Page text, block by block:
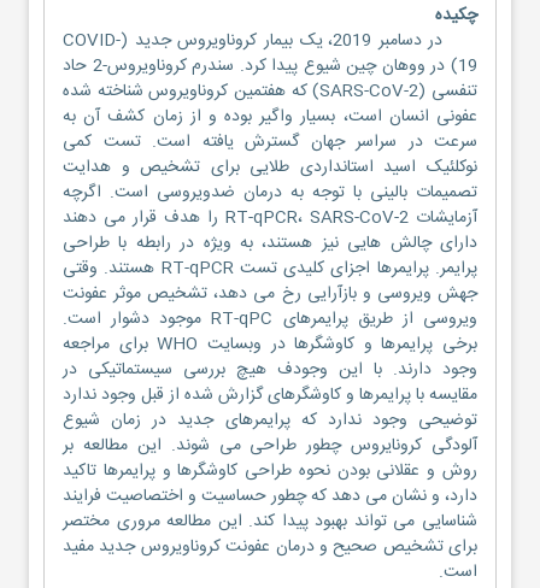
چکیده
در دسامبر 2019، یک بیمار کروناویروس جدید (COVID-
19) در ووهان چین شیوع پیدا کرد. سندرم کروناویروس-2 حاد
تنفسی (SARS-CoV-2) که هفتمین کروناویروس شناخته شده
عفونی انسان است، بسیار واگیر بوده و از زمان کشف آن به
سرعت در سراسر جهان گسترش یافته است. تست کمی
نوکلئیک اسید استانداردی طلایی برای تشخیص و هدایت
تصمیمات بالینی با توجه به درمان ضدویروسی است. اگرچه
آزمایشات RT-qPCR، SARS-CoV-2 را هدف قرار می دهند
دارای چالش هایی نیز هستند، به ویژه در رابطه با طراحی
پرایمر. پرایمرها اجزای کلیدی تست RT-qPCR هستند. وقتی
جهش ویروسی و بازآرایی رخ می دهد، تشخیص موثر عفونت
ویروسی از طریق پرایمرهای RT-qPC موجود دشوار است.
برخی پرایمرها و کاوشگرها در وبسایت WHO برای مراجعه
وجود دارند. با این وجودف هیچ بررسی سیستماتیکی در
مقایسه با پرایمرها و کاوشگرهای گزارش شده از قبل وجود ندارد
توضیحی وجود ندارد که پرایمرهای جدید در زمان شیوع
آلودگی کرونایروس چطور طراحی می شوند. این مطالعه بر
روش و عقلانی بودن نحوه طراحی کاوشگرها و پرایمرها تاکید
دارد، و نشان می دهد که چطور حساسیت و اختصاصیت فرایند
شناسایی می تواند بهبود پیدا کند. این مطالعه مروری مختصر
برای تشخیص صحیح و درمان عفونت کروناویروس جدید مفید
است.